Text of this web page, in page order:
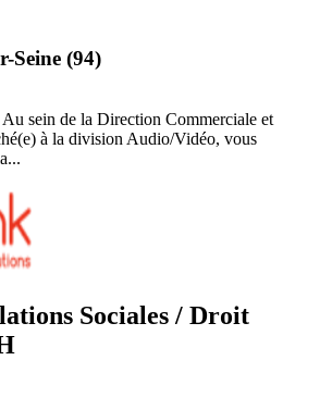
Seine (94)
sein de la Direction Commerciale et
à la division Audio/Vidéo, vous
Sociales / Droit